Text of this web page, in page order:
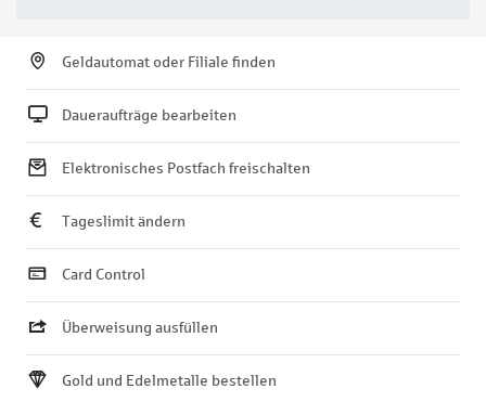
Geldautomat oder Filiale finden
Daueraufträge bearbeiten
Elektronisches Postfach freischalten
Tageslimit ändern
Card Control
Überweisung ausfüllen
Gold und Edelmetalle bestellen